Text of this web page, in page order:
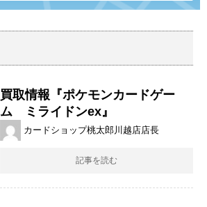
買取情報『ポケモンカードゲー
ム ミライドンex』
カードショップ桃太郎川越店店長
記事を読む